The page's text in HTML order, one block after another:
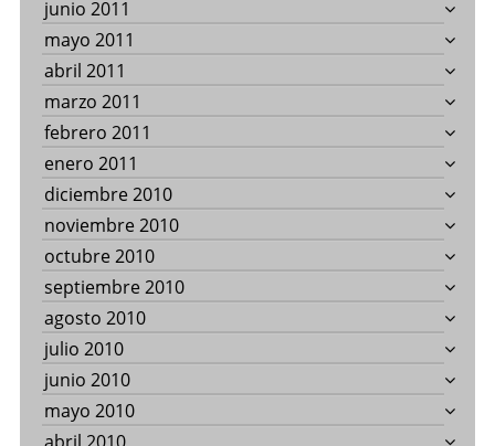
junio 2011
mayo 2011
abril 2011
marzo 2011
febrero 2011
enero 2011
diciembre 2010
noviembre 2010
octubre 2010
septiembre 2010
agosto 2010
julio 2010
junio 2010
mayo 2010